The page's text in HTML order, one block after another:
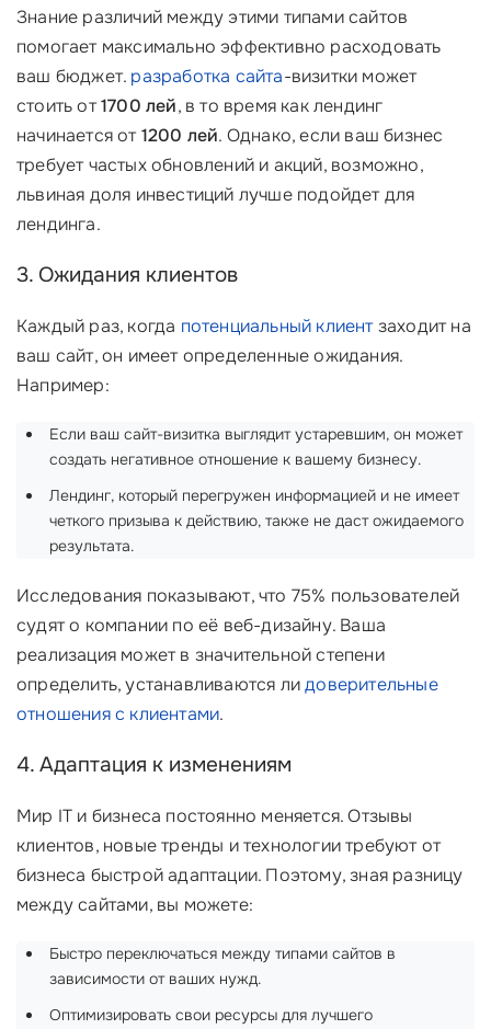
Знание различий между этими типами сайтов
помогает максимально эффективно расходовать
ваш бюджет. разработка сайта-визитки может
стоить от1700 лей, в то время как лендинг
начинается от1200 лей. Однако, если ваш бизнес
требует частых обновлений и акций, возможно,
львиная доля инвестиций лучше подойдет для
лендинга.
3. Ожидания клиентов
Каждый раз, когда потенциальный клиентзаходит на
ваш сайт, он имеет определенные ожидания.
Например:
Если ваш сайт-визитка выглядит устаревшим, он может
создать негативное отношение к вашему бизнесу.
Лендинг, который перегружен информацией и не имеет
четкого призыва к действию, также не даст ожидаемого
результата.
Исследования показывают, что 75% пользователей
судят о компании по её веб-дизайну. Ваша
реализация может в значительной степени
определить, устанавливаются лидоверительные
отношения с клиентами.
4. Адаптация к изменениям
Мир IT и бизнеса постоянно меняется. Отзывы
клиентов, новые тренды и технологии требуют от
бизнеса быстрой адаптации. Поэтому, зная разницу
между сайтами, вы можете:
Быстро переключаться между типами сайтов в
зависимости от ваших нужд.
Оптимизировать свои ресурсы для лучшего